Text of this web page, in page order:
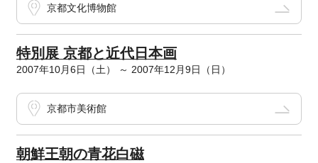
京都文化博物館
特別展 京都と近代日本画
2007年10月6日（土） ～ 2007年12月9日（日）
京都市美術館
朝鮮王朝の青花白磁